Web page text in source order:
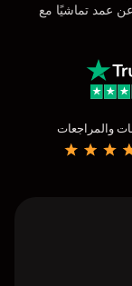
عمد تماشيًا مع
والمراجعات